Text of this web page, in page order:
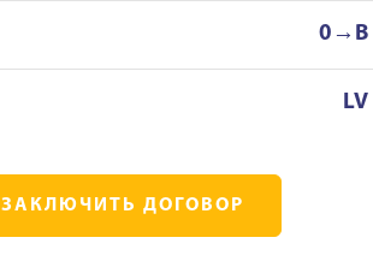
0→B
LV
ЗАКЛЮЧИТЬ ДОГОВОР